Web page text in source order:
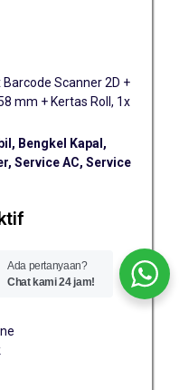
Scanner 2D +
mm + Kertas Roll, 1x
Bengkel Kapal,
Service AC, Service
Ada pertanyaan?
Chat kami 24 jam!